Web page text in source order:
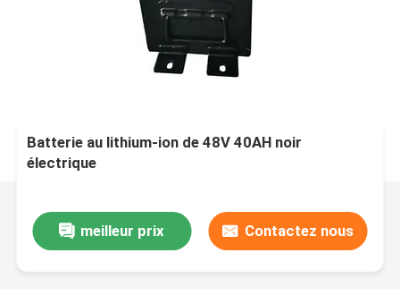
Batterie au lithium-ion de 48V 40AH noir
électrique
meilleur prix Contactez nous